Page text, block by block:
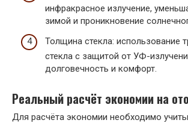
инфракрасное излучение,
зимой и проникновение
Толщина стекла: использование
стекла с защитой от УФ-
долговечность и комфорт.
Реальный расчёт экономии на
Для расчёта экономии необходимо